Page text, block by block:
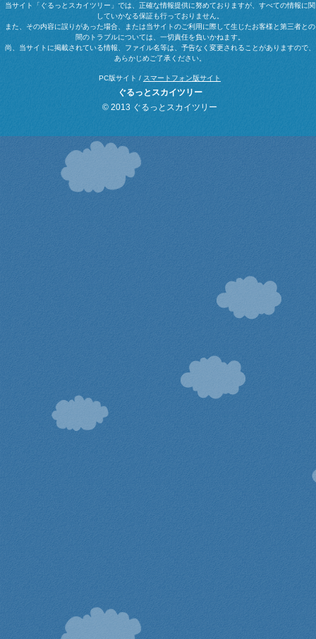
当サイト「ぐるっとスカイツリー」では、正確な情報提供に努めておりますが、すべての情報に関
していかなる保証も行っておりません。
また、その内容に誤りがあった場合、または当サイトのご利用に際して生じたお客様と第三者との
間のトラブルについては、一切責任を負いかねます。
尚、当サイトに掲載されている情報、ファイル名等は、予告なく変更されることがありますので、
あらかじめご了承ください。
PC版サイト / スマートフォン版サイト
ぐるっとスカイツリー
© 2013 ぐるっとスカイツリー